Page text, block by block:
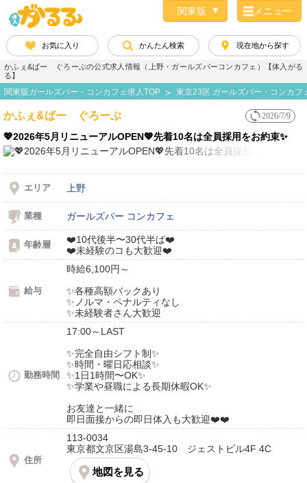
メニュー
お気に入り かんたん検索 現在地から探す
かふぇ&ばー ぐろーぶの公式求人情報（上野・ガールズバーコンカフェ）【体入がる
る】
関東版ガールズバー・コンカフェ求人TOP 東京23区 ガールズバー・コンカフ
2026/7/9
かふぇ&ばー ぐろーぶ
💖2026年5月リニューアルOPEN💖先着10名は全員採用をお約束✨
エリア 上野
業種 ガールズバー コンカフェ
年齢層
❤️10代後半〜30代半ば❤️
❤️未経験のコも大歓迎❤️
給与
時給6,100円～
✨各種高額バックあり
✨ノルマ・ペナルティなし
✨未経験者さん大歓迎
勤務時間
17:00～LAST
✨完全自由シフト制✨
✨時間・曜日応相談✨
✨1日1時間〜OK✨
✨学業や昼職による長期休暇OK✨
お友達と一緒に
即日面接からの即日体入も大歓迎❤️❤️
住所
113-0034
東京都文京区湯島3-45-10 ジェストビル4F 4C
地図を見る